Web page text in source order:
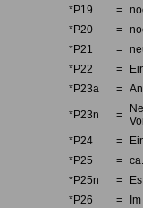
*P19
=
*P20
=
*P21
=
*P22
=
*P23a
=
*P23n =
*P24
=
*P25
=
*P25n
=
*P26
=